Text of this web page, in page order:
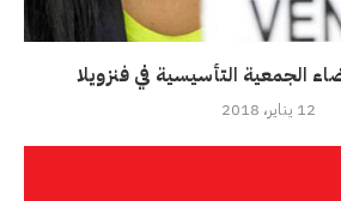
الجمعية التأسيسية في فنزويلا
12 يناير، 2018